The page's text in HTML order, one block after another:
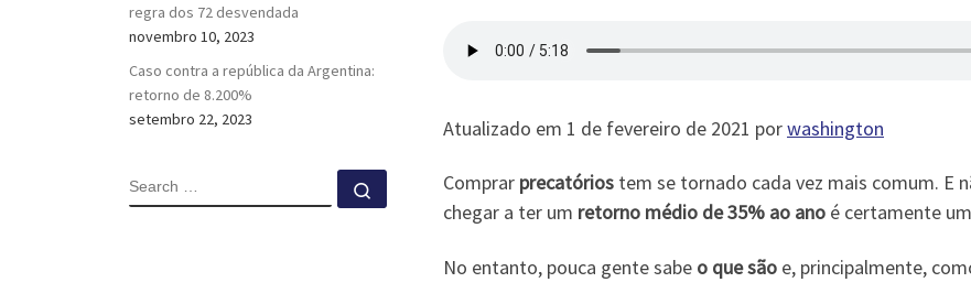
Atualizado em 1 de fevereiro de 2021 porwashington
Comprar precatórios tem se tornado cada vez mais comum. E
chegar a ter um retorno médio de 35% ao ano é certamente
No entanto, pouca gente sabe o que são e, principalmente,
regra dos 72 desvendada
novembro 10, 2023
Caso contra a república da Argentina:
retorno de 8.200%
setembro 22, 2023
SEARCH Search …